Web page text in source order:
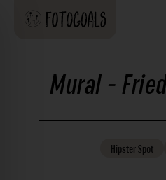
Mural -
HipsterSpot